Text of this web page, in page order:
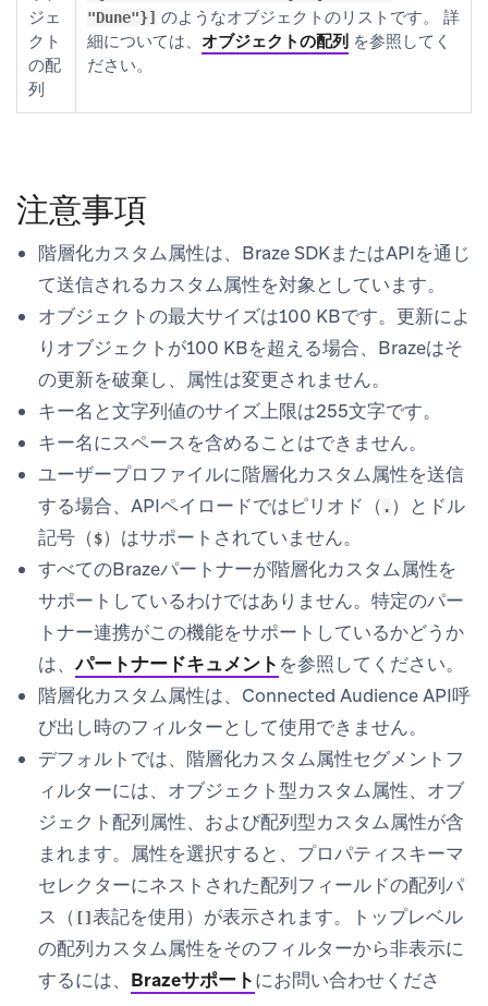
ジェ
クト
の配
列
"Dune"}] のようなオブジェクトのリストです。 詳
細については、 オブジェクトの配列 を参照してく
ださい。
注意事項
階層化カスタム属性は、Braze SDKまたはAPIを通じ
て送信されるカスタム属性を対象としています。
オブジェクトの最大サイズは100 KBです。更新によ
りオブジェクトが100 KBを超える場合、Brazeはそ
の更新を破棄し、属性は変更されません。
キー名と文字列値のサイズ上限は255文字です。
キー名にスペースを含めることはできません。
ユーザープロファイルに階層化カスタム属性を送信
する場合、APIペイロードではピリオド（ . ）とドル
記号（$）はサポートされていません。
すべてのBrazeパートナーが階層化カスタム属性を
サポートしているわけではありません。特定のパー
トナー連携がこの機能をサポートしているかどうか
は、パートナードキュメント を参照してください。
階層化カスタム属性は、Connected Audience API呼
び出し時のフィルターとして使用できません。
デフォルトでは、 階層化カスタム属性セグメントフ
ィルターには、オブジェクト型カスタム属性、オブ
ジェクト配列属性、および配列型カスタム属性が含
まれます。属性を選択すると、プロパティスキーマ
セレクターにネストされた配列フィールドの配列パ
ス（ [] 表記を使用）が表示されます。トップレベル
の配列カスタム属性をそのフィルターから非表示に
するには、 Brazeサポートにお問い合わせくださ